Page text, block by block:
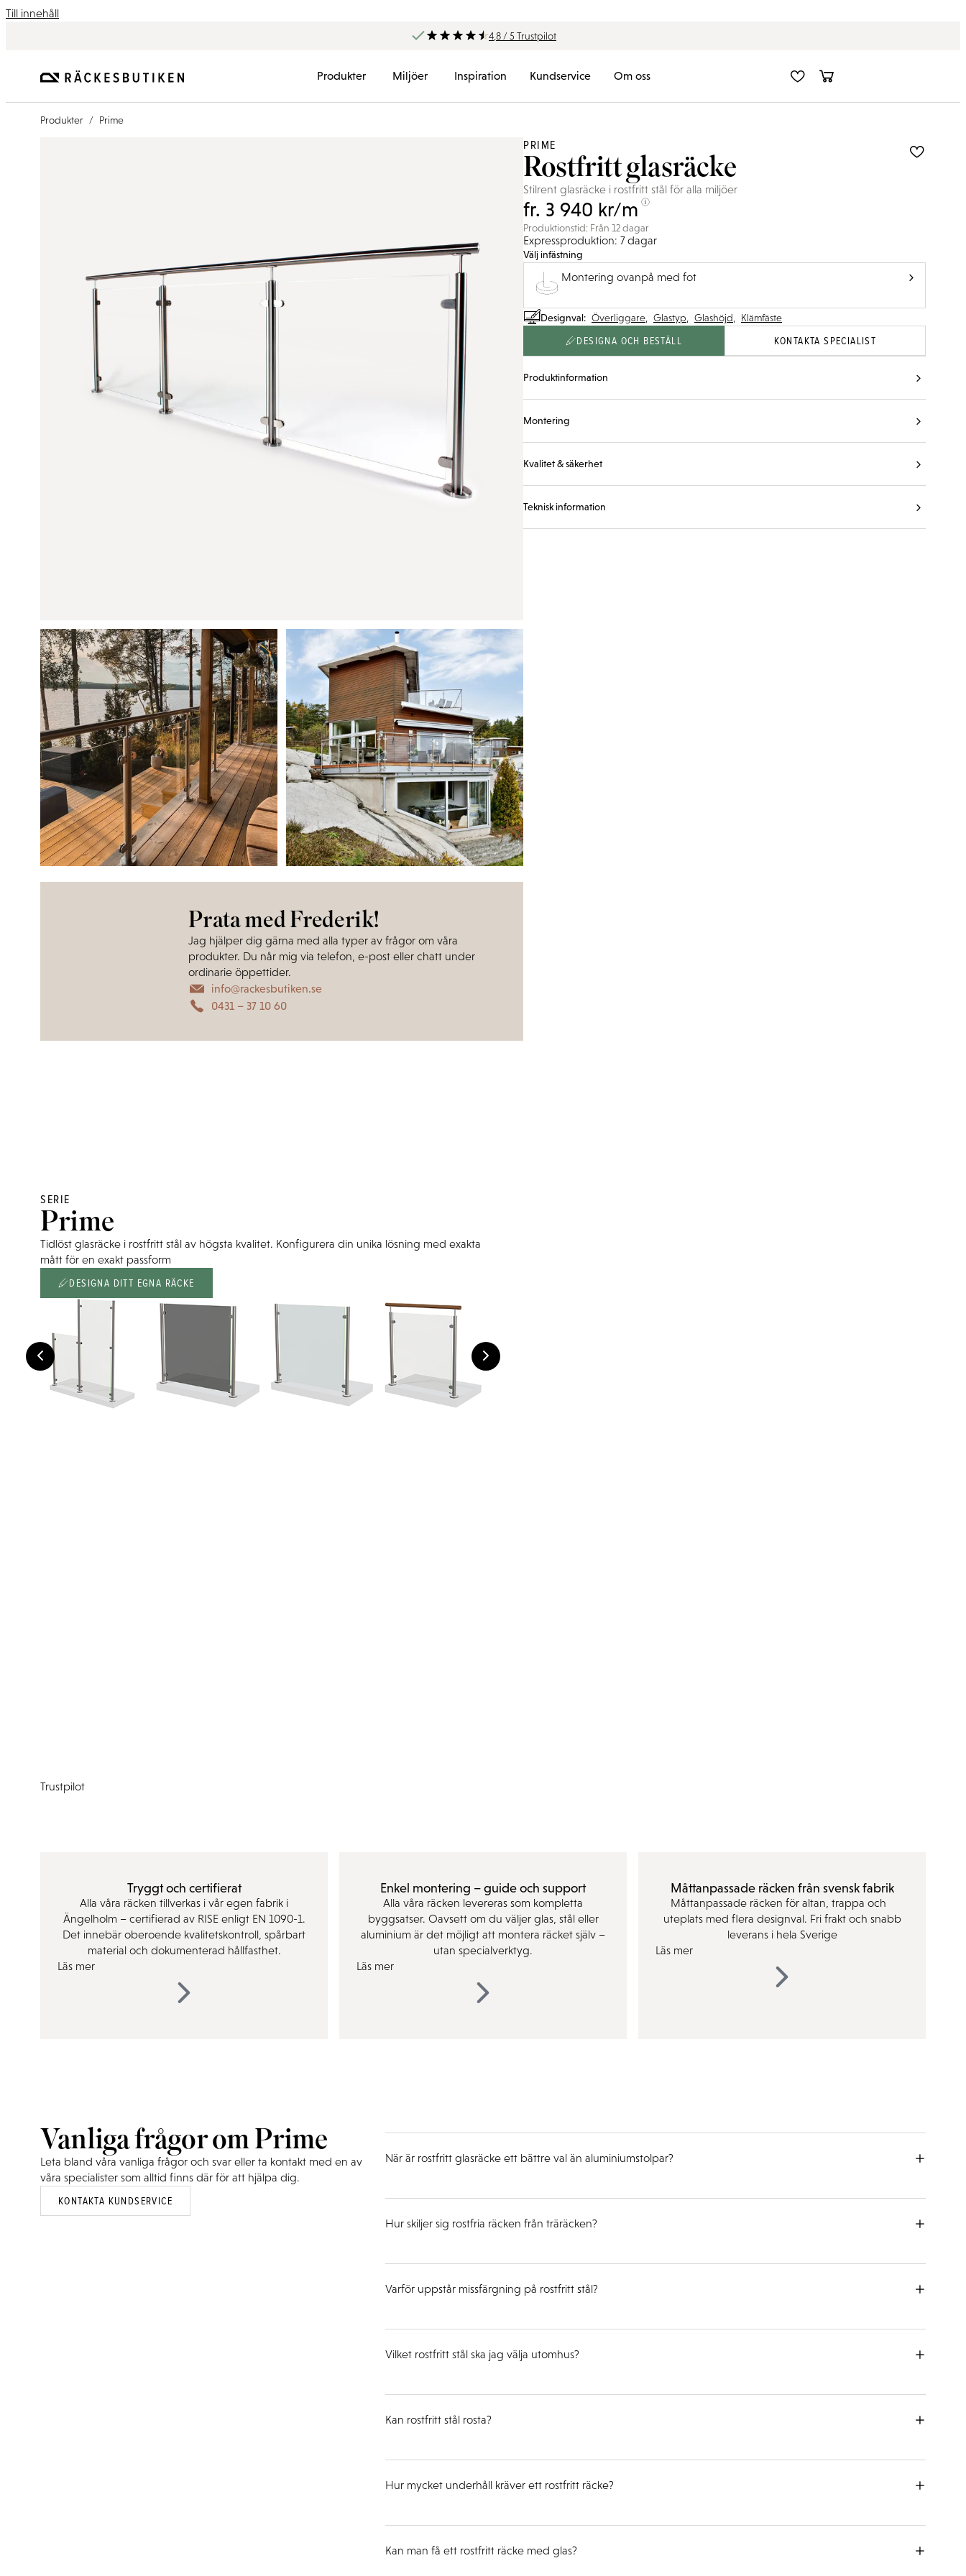
Till innehåll
4,8 / 5 Trustpilot
Produkter Miljöer Inspiration Kundservice Om oss
Produkter / Prime
Prata med Frederik!
Jag hjälper dig gärna med alla typer av frågor om våra
produkter. Du når mig via telefon, e-post eller chatt under
ordinarie öppettider.
info@rackesbutiken.se
0431 – 37 10 60
PRIME
Rostfritt glasräcke
Stilrent glasräcke i rostfritt stål för alla miljöer
fr. 3 940 kr/m
Produktionstid: Från 12 dagar
Expressproduktion: 7 dagar
Välj infästning
Montering ovanpå med fot
Designval: Överliggare Glastyp Glashöjd Klämfäste
DESIGNA OCH BESTÄLL KONTAKTA SPECIALIST
Produktinformation
Montering
Kvalitet & säkerhet
Teknisk information
SERIE
Prime
Tidlöst glasräcke i rostfritt stål av högsta kvalitet. Konfigurera din unika lösning med exakta
mått för en exakt passform
DESIGNA DITT EGNA RÄCKE
Trustpilot
Tryggt och certifierat
Alla våra räcken tillverkas i vår egen fabrik i
Ängelholm – certifierad av RISE enligt EN 1090-1.
Det innebär oberoende kvalitetskontroll, spårbart
material och dokumenterad hållfasthet.
Läs mer
Enkel montering – guide och support
Alla våra räcken levereras som kompletta
byggsatser. Oavsett om du väljer glas, stål eller
aluminium är det möjligt att montera räcket själv –
utan specialverktyg.
Läs mer
Måttanpassade räcken från svensk fabrik
Måttanpassade räcken för altan, trappa och
uteplats med flera designval. Fri frakt och snabb
leverans i hela Sverige
Läs mer
Vanliga frågor om Prime
Leta bland våra vanliga frågor och svar eller ta kontakt med en av
våra specialister som alltid finns där för att hjälpa dig.
KONTAKTA KUNDSERVICE
När är rostfritt glasräcke ett bättre val än aluminiumstolpar?
Hur skiljer sig rostfria räcken från träräcken?
Varför uppstår missfärgning på rostfritt stål?
Vilket rostfritt stål ska jag välja utomhus?
Kan rostfritt stål rosta?
Hur mycket underhåll kräver ett rostfritt räcke?
Kan man få ett rostfritt räcke med glas?